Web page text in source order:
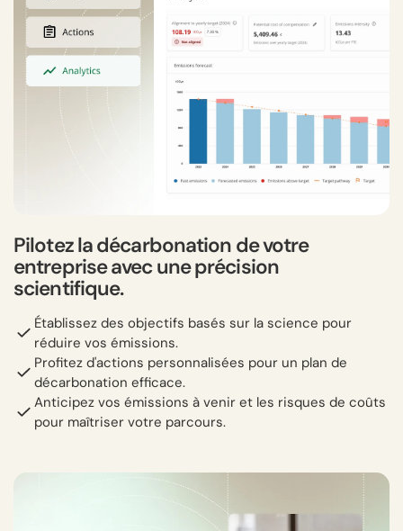
Pilotez la décarbonation de votre
entreprise avec une précision
scientifique.
Établissez des objectifs basés sur la science pour
réduire vos émissions.
Profitez d'actions personnalisées pour un plan de
décarbonation efficace.
Anticipez vos émissions à venir et les risques de coûts
pour maîtriser votre parcours.